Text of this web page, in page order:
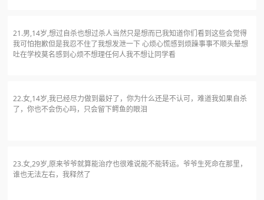
21.男,14岁,想过自杀也想过杀人当然只是想而已我知道你们看到这些会觉得
我可怕抱歉但是我忍不住了我想发泄一下 心烦心慌感到烦躁事事不顺头晕想
吐在学校莫名感到心烦不想理任何人我不想让同学看
22.女,14岁,我已经尽力做到最好了，你为什么还是不认可，难道我如果自杀
了，你也不会伤心吗，只会留下鳄鱼的眼泪
23.女,29岁,原来爷爷就算能治疗也很难说能不能转运。爷爷生死命在那里，
谁也无法左右，我释然了